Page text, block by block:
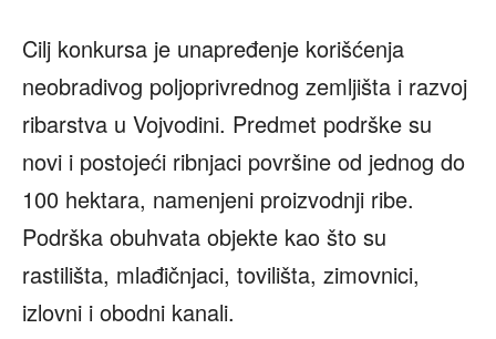
Cilj konkursa je unapređenje korišćenja
neobradivog poljoprivrednog zemljišta i razvoj
ribarstva u Vojvodini. Predmet podrške su
novi i postojeći ribnjaci površine od jednog do
100 hektara, namenjeni proizvodnji ribe.
Podrška obuhvata objekte kao što su
rastilišta, mlađičnjaci, tovilišta, zimovnici,
izlovni i obodni kanali.